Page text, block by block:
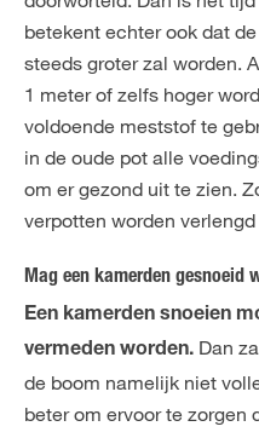
betekent echter ook dat
steeds groter zal worden.
1 meter of zelfs hoger
voldoende meststof te
in de oude pot alle
om er gezond uit te zien.
verpotten worden
Mag een kamerden gesnoeid
Een kamerden snoeien
vermeden worden. Dan
de boom namelijk niet
beter om ervoor te zorgen